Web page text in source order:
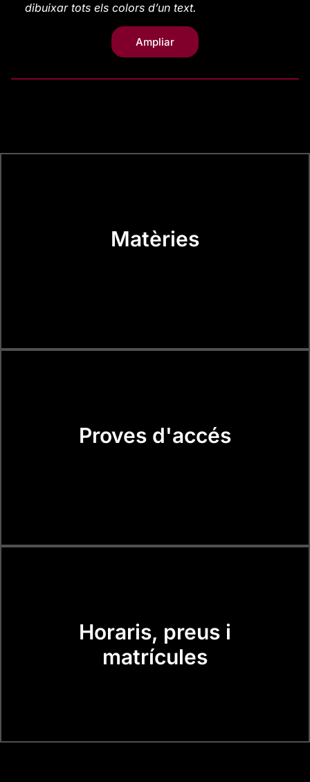
dibuixar tots els colors d’un text.
Ampliar
Matèries
Proves d'accés
Horaris, preus i
matrícules